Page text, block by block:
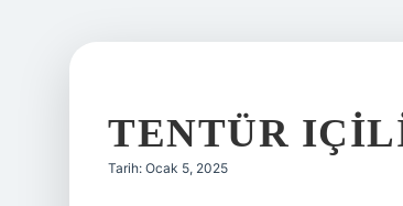
TENTÜR
Tarih: Ocak 5, 2025